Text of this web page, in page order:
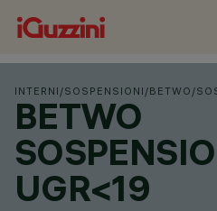
INTERNI /SOSPENSIONI /BETWO /
BETWO
UGR<19